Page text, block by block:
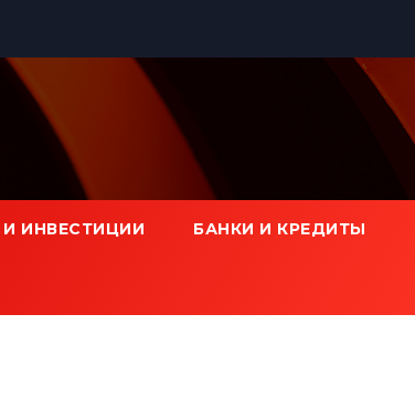
И ИНВЕСТИЦИИ БАНКИ И КРЕДИТЫ